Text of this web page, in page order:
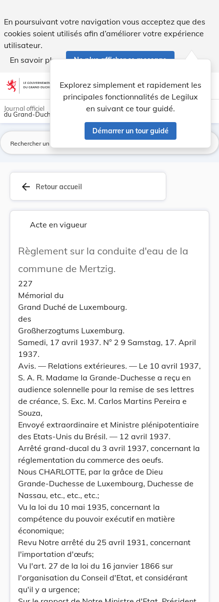
En poursuivant votre navigation vous acceptez que des
cookies soient utilisés afin d’améliorer votre expérience
utilisateur.
En savoir plus
Ne plus afficher ce message
Aller au contenu account_circle help Aide
Explorez simplement et rapidement les
principales fonctionnalités de Legilux
en suivant ce tour guidé.
Démarrer un tour guidé
light_mode dark_mode
Journal officiel
du Grand-Duché de Luxembourg
arrow_back Retour accueil
Acte en vigueur
Règlement sur la conduite d'eau de la
commune de Mertzig.
227
Mémorial du
Grand Duché de Luxembourg.
des
Großherzogtums Luxemburg.
Samedi, 17 avril 1937. N° 2 9 Samstag, 17. April
1937.
Avis. — Relations extérieures. — Le 10 avril 1937,
S. A. R. Madame la Grande-Duchesse a reçu en
audience solennelle pour la remise de ses lettres
de créance, S. Exc. M. Carlos Martins Pereira e
Souza,
Envoyé extraordinaire et Ministre plénipotentiaire
des Etats-Unis du Brésil. — 12 avril 1937.
Arrêté grand-ducal du 3 avril 1937, concernant la
réglementation du commerce des oeufs.
Nous CHARLOTTE, par la grâce de Dieu
Grande-Duchesse de Luxembourg, Duchesse de
Nassau, etc., etc., etc.;
Vu la loi du 10 mai 1935, concernant la
compétence du pouvoir exécutif en matière
économique;
Revu Notre arrêté du 25 avril 1931, concernant
l'importation d'œufs;
Vu l'art. 27 de la loi du 16 janvier 1866 sur
l'organisation du Conseil d'Etat, et considérant
qu'il y a urgence;